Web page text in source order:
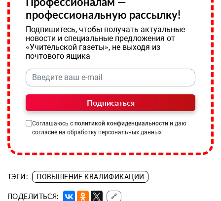
профессиональную рассылку!
Подпишитесь, чтобы получать актуальные
новости и специальные предложения от
«Учительской газеты», не выходя из
почтового ящика
Подписаться
Соглашаюсь с политикой конфиденциальности и даю
согласие на обработку персональных данных
ТЭГИ: ПОВЫШЕНИЕ КВАЛИФИКАЦИИ
ПОДЕЛИТЬСЯ: 🔗